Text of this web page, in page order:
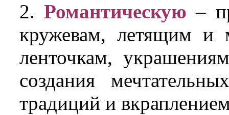
2.Романтическую –
кружевам, летящим и
ленточкам,
создания
традиций и